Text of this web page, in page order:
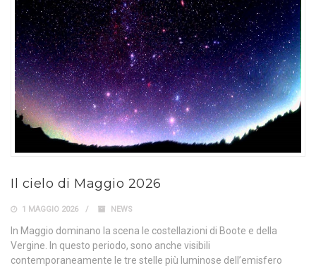
Il cielo di Maggio 2026
1 MAGGIO 2026 NEWS
In Maggio dominano la scena le costellazioni di Boote e della
Vergine. In questo periodo, sono anche visibili
contemporaneamente le tre stelle più luminose dell’emisfero